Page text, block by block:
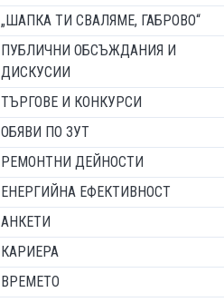
„ШАПКА ТИ СВАЛЯМЕ, ГАБРОВО“
ПУБЛИЧНИ ОБСЪЖДАНИЯ И
ДИСКУСИИ
ТЪРГОВЕ И КОНКУРСИ
ОБЯВИ ПО ЗУТ
РЕМОНТНИ ДЕЙНОСТИ
ЕНЕРГИЙНА ЕФЕКТИВНОСТ
АНКЕТИ
КАРИЕРА
ВРЕМЕТО